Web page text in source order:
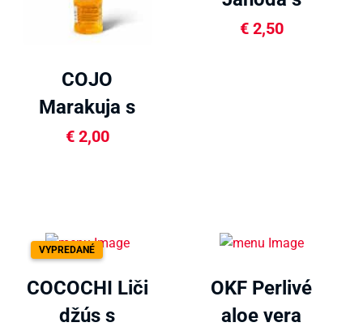
COJO
Marakuja s
dužinou
€2,00
dužinou
€2,50
VYPREDANÉ
COCOCHI Liči
džús s
OKF Perlivé
aloe vera